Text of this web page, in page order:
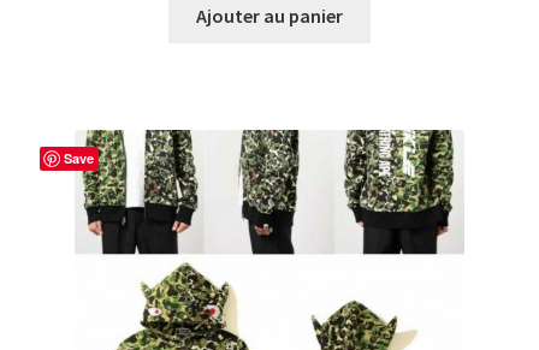
Ajouter au panier
Save